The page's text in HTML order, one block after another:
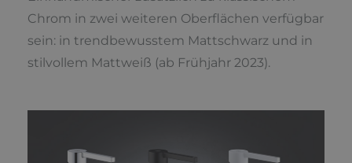
Chrom in zwei weiteren Oberflächen verfügbar
sein: in trendbewusstem Mattschwarz und in
stilvollem Mattweiß (ab Frühjahr 2023).